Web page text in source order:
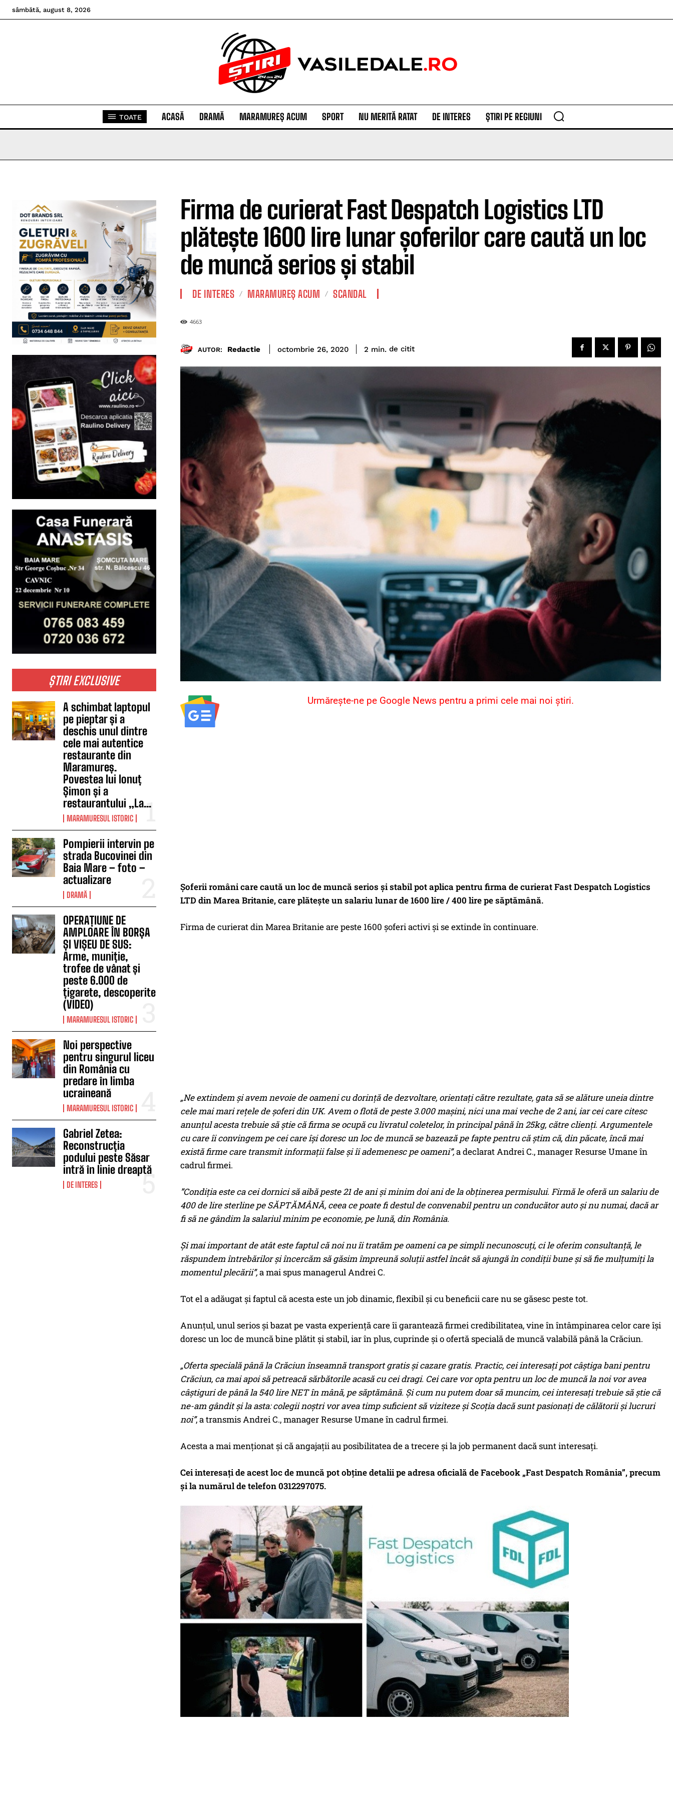
sâmbătă, august 8, 2026
TOATE ACASĂ DRAMĂ MARAMUREȘ ACUM SPORT NU MERITĂ RATAT DE INTERES ȘTIRI PE REGIUNI
ȘTIRI EXCLUSIVE
A schimbat laptopul
pe pieptar și a
deschis unul dintre
cele mai autentice
restaurante din
Maramureș.
Povestea lui Ionuț
Șimon și a
restaurantului „La...
MARAMURESUL ISTORIC
Pompierii intervin pe
strada Bucovinei din
Baia Mare – foto –
actualizare
DRAMĂ
OPERAȚIUNE DE
AMPLOARE ÎN BORȘA
ȘI VIȘEU DE SUS:
Arme, muniție,
trofee de vânat și
peste 6.000 de
țigarete, descoperite
(VIDEO)
MARAMURESUL ISTORIC
Noi perspective
pentru singurul liceu
din România cu
predare în limba
ucraineană
MARAMURESUL ISTORIC
Gabriel Zetea:
Reconstrucția
podului peste Săsar
intră în linie dreaptă
DE INTERES
Firma de curierat Fast Despatch Logistics LTD
plătește 1600 lire lunar șoferilor care caută un loc
de muncă serios și stabil
DE INTERES MARAMUREȘ ACUM SCANDAL
4663
AUTOR: Redactie octombrie 26, 2020 2 min. de citit
Urmărește-ne pe Google News pentru a primi cele mai noi știri.
Șoferii români care caută un loc de muncă serios și stabil pot aplica pentru firma de curierat Fast Despatch Logistics
LTD din Marea Britanie, care plătește un salariu lunar de 1600 lire / 400 lire pe săptămână.
Firma de curierat din Marea Britanie are peste 1600 șoferi activi și se extinde în continuare.
„Ne extindem și avem nevoie de oameni cu dorință de dezvoltare, orientați către rezultate, gata să se alăture uneia dintre
cele mai mari rețele de șoferi din UK. Avem o flotă de peste 3.000 mașini, nici una mai veche de 2 ani, iar cei care citesc
anunțul acesta trebuie să știe că firma se ocupă cu livratul coletelor, în principal până în 25kg, către clienți. Argumentele
cu care îi convingem pe cei care își doresc un loc de muncă se bazează pe fapte pentru că știm că, din păcate, încă mai
există firme care transmit informații false și îi ademenesc pe oameni”,a declarat Andrei C., manager Resurse Umane în
cadrul firmei.
”Condiția este ca cei dornici să aibă peste 21 de ani și minim doi ani de la obținerea permisului. Firmă le oferă un salariu de
400 de lire sterline pe SĂPTĂMÂNĂ, ceea ce poate fi destul de convenabil pentru un conducător auto și nu numai, dacă ar
fi să ne gândim la salariul minim pe economie, pe lună, din România.
Și mai important de atât este faptul că noi nu îi tratăm pe oameni ca pe simpli necunoscuți, ci le oferim consultanță, le
răspundem întrebărilor și încercăm să găsim împreună soluții astfel încât să ajungă în condiții bune și să fie mulțumiți la
momentul plecării”,a mai spus managerul Andrei C.
Tot el a adăugat și faptul că acesta este un job dinamic, flexibil și cu beneficii care nu se găsesc peste tot.
Anunțul, unul serios și bazat pe vasta experiență care îi garantează firmei credibilitatea, vine în întâmpinarea celor care își
doresc un loc de muncă bine plătit și stabil, iar în plus, cuprinde și o ofertă specială de muncă valabilă până la Crăciun.
„Oferta specială până la Crăciun înseamnă transport gratis și cazare gratis. Practic, cei interesați pot câștiga bani pentru
Crăciun, ca mai apoi să petreacă sărbătorile acasă cu cei dragi. Cei care vor opta pentru un loc de muncă la noi vor avea
câștiguri de până la 540 lire NET în mână, pe săptămână. Și cum nu putem doar să muncim, cei interesați trebuie să știe că
ne-am gândit și la asta: colegii noștri vor avea timp suficient să viziteze și Scoția dacă sunt pasionați de călătorii și lucruri
noi”, a transmis Andrei C., manager Resurse Umane în cadrul firmei.
Acesta a mai menționat și că angajații au posibilitatea de a trecere și la job permanent dacă sunt interesați.
Cei interesați de acest loc de muncă pot obține detalii pe adresa oficială de Facebook „Fast Despatch România”, precum
și la numărul de telefon 0312297075.